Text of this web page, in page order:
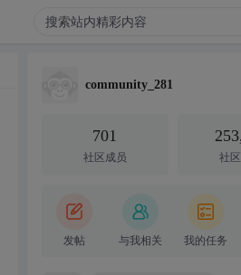
community_281
701
社区成员 社
发帖 与我相关 我的任务